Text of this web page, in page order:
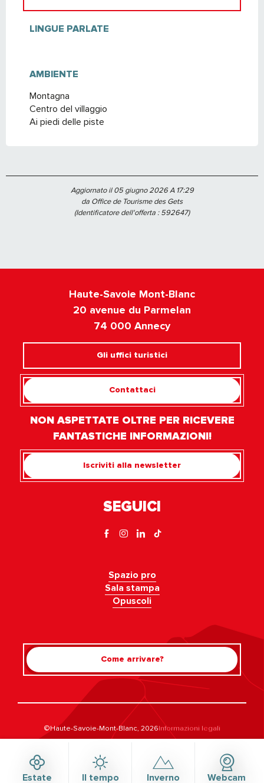
Estate Il tempo Inverno Webcam
Rechercher
LINGUE PARLATE
LINGUE PARLATE
AMBIENTE
AMBIENTE
Montagna
Centro del villaggio
Ai piedi delle piste
Aggiornato il 05 giugno 2026 A 17:29
da Office de Tourisme des Gets
(Identificatore dell'offerta :592647)
Haute-Savoie Mont-Blanc
20 avenue du Parmelan
74 000 Annecy
Gli uffici turistici
Contattaci
NON ASPETTATE OLTRE PER RICEVERE
FANTASTICHE INFORMAZIONI!
Iscriviti alla newsletter
SEGUICI
Spazio pro
Sala stampa
Opuscoli
Come arrivare?
©Haute-Savoie-Mont-Blanc, 2026Informazioni legali
Informativa sulla privacyGestione del consenso
Accessibilità: non conforme
Mappa del sito